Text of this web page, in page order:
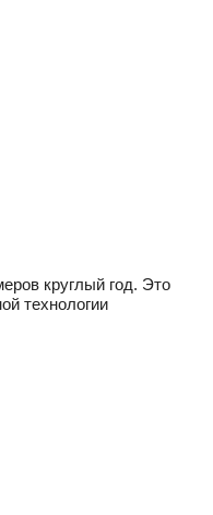
круглый год. Это
технологии